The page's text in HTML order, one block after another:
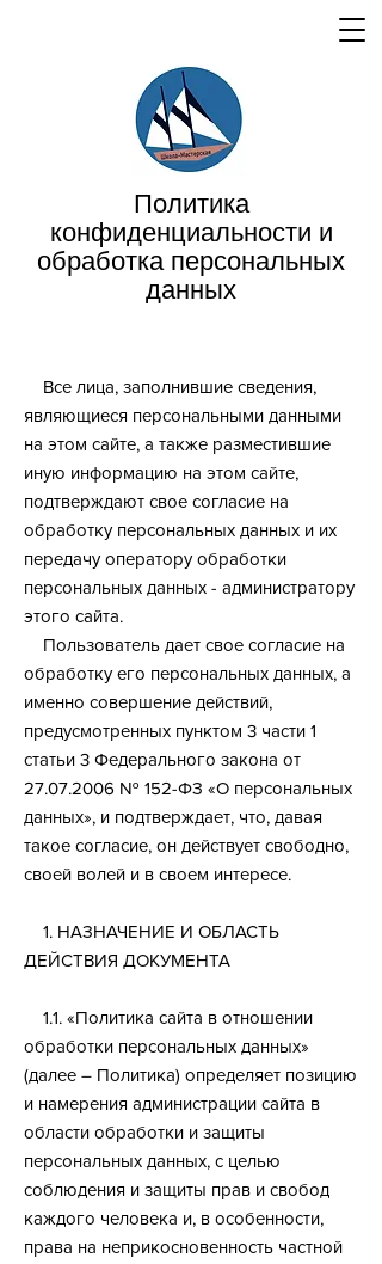
Политика
конфиденциальности и
обработка персональных
данных
Все лица, заполнившие сведения,
являющиеся персональными данными
на этом сайте, а также разместившие
иную информацию на этом сайте,
подтверждают свое согласие на
обработку персональных данных и их
передачу оператору обработки
персональных данных - администратору
этого сайта.
​ Пользователь дает свое согласие на
обработку его персональных данных, а
именно совершение действий,
предусмотренных пунктом 3 части 1
статьи 3 Федерального закона от
27.07.2006 № 152-ФЗ «О персональных
данных», и подтверждает, что, давая
такое согласие, он действует свободно,
своей волей и в своем интересе.
​ 1. НАЗНАЧЕНИЕ И ОБЛАСТЬ
ДЕЙСТВИЯ ДОКУМЕНТА
1.1. «Политика сайта в отношении
обработки персональных данных»
(далее – Политика) определяет позицию
и намерения администрации сайта в
области обработки и защиты
персональных данных, с целью
соблюдения и защиты прав и свобод
каждого человека и, в особенности,
права на неприкосновенность частной